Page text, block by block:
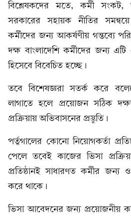
বিশ্লেষকদের মতে, কর্মী সংকট,
সরকারের সহায়ক নীতির
কর্মীদের জন্য আকর্ষণীয় গন্তব্যে
দক্ষ বাংলাদেশি কর্মীদের জন্য
হিসেবে বিবেচিত হচ্ছে।
তবে বিশেষজ্ঞরা সতর্ক করে
লাগাতে হলে প্রয়োজন সঠিক
প্রক্রিয়ায় অভিবাসনের প্রস্তুতি।
পর্তুগালের কোনো নিয়োগকর্তা
পেলে তবেই কাজের ভিসা
প্রতিষ্ঠানই সাধারণত কর্মীর জন্য
করে থাকে।
ভিসা আবেদনের জন্য প্রয়োজনীয়